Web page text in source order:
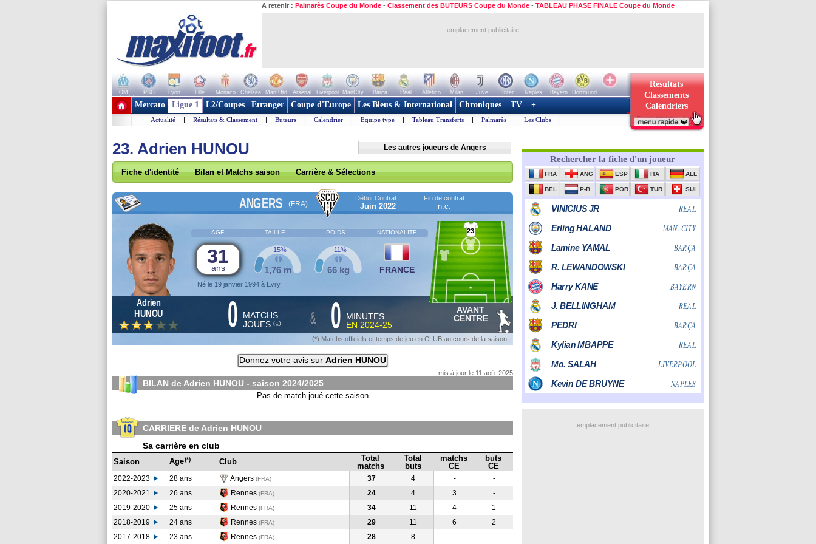
A retenir : Palmarès Coupe du Monde - Classement des BUTEURS Coupe du Monde - TABLEAU PHASE FINALE Coupe du Monde
emplacement publicitaire
OM PSG Lyon Lille Monaco Chelsea Man Utd Arsenal Liverpool ManCity Barca Real Atletico Milan Juve Inter Naples Bayern
Dortmund
+ de clubs
Résultats
Classements
Calendriers
Mercato Ligue 1 L2/Coupes Etranger Coupe d'Europe Les Bleus & International Chroniques TV +
Actualité | Résultats & Classement | Buteurs | Calendrier | Equipe type | Tableau Transferts | Palmarès | Les Clubs |
23. Adrien HUNOU Les autres joueurs de Angers
Fiche d'identité Bilan et Matchs saison Carrière & Sélections
ANGERS (FRA)
Début Contrat :
Juin 2022
Fin de contrat :
n.c.
AGE TAILLE POIDS NATIONALITE
31
ans
Né le 19 janvier 1994 à Evry
1,76 m
15%
66 kg
11%
FRANCE
23
Adrien
HUNOU
0 MATCHS
JOUES (*) & 0
MINUTES
EN 2024-25
AVANT
CENTRE
(*) Matchs officiels et temps de jeu en CLUB au cours de la saison
Donnez votre avis sur Adrien HUNOU
mis à jour le 11 aoû. 2025
BILAN de Adrien HUNOU - saison 2024/2025
Pas de match joué cette saison
CARRIERE de Adrien HUNOU
Sa carrière en club
Saison Age(*) Club
Total
matchs
Total
buts
matchs
CE
buts
CE
2022-2023 28 ans Angers (FRA) 37 4 -
-
2020-2021
26 ans Rennes (FRA) 24 4 3
-
2019-2020
25 ans Rennes (FRA) 34 11 4
1
2018-2019
24 ans Rennes (FRA) 29 11 6
2
2017-2018
23 ans Rennes (FRA) 28 8 -
-
emplacement publicitaire